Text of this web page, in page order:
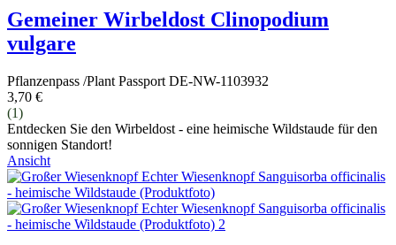
Gemeiner Wirbeldost Clinopodium
vulgare
Pflanzenpass /Plant Passport DE-NW-1103932
3,70 €
(1)
Entdecken Sie den Wirbeldost - eine heimische Wildstaude für den
sonnigen Standort!
Ansicht